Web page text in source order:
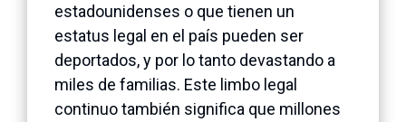
estadounidenses o que tienen un
estatus legal en el país pueden ser
deportados, y por lo tanto devastando a
miles de familias. Este limbo legal
continuo también significa que millones